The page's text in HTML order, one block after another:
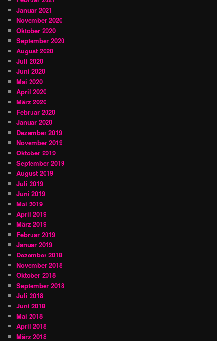
Januar 2021
November 2020
Oktober 2020
September 2020
August 2020
Juli 2020
Juni 2020
Mai 2020
April 2020
März 2020
Februar 2020
Januar 2020
Dezember 2019
November 2019
Oktober 2019
September 2019
August 2019
Juli 2019
Juni 2019
Mai 2019
April 2019
März 2019
Februar 2019
Januar 2019
Dezember 2018
November 2018
Oktober 2018
September 2018
Juli 2018
Juni 2018
Mai 2018
April 2018
März 2018